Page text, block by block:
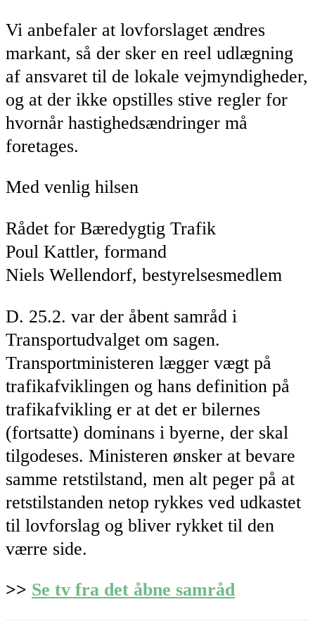
Vi anbefaler at lovforslaget ændres
markant, så der sker en reel udlægning
af ansvaret til de lokale vejmyndigheder,
og at der ikke opstilles stive regler for
hvornår hastighedsændringer må
foretages.
Med venlig hilsen
Rådet for Bæredygtig Trafik
Poul Kattler, formand
Niels Wellendorf, bestyrelsesmedlem
D. 25.2. var der åbent samråd i
Transportudvalget om sagen.
Transportministeren lægger vægt på
trafikafviklingen og hans definition på
trafikafvikling er at det er bilernes
(fortsatte) dominans i byerne, der skal
tilgodeses. Ministeren ønsker at bevare
samme retstilstand, men alt peger på at
retstilstanden netop rykkes ved udkastet
til lovforslag og bliver rykket til den
værre side.
>> Se tv fra det åbne samråd